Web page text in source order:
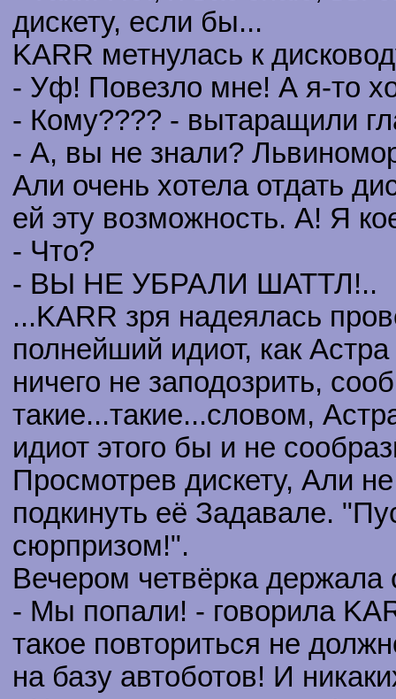
дискету, если бы...
KARR метнулась к
- Уф! Повезло мне! А я-то
- Кому???? - вытаращили
- А, вы не знали?
Али очень хотела отдать
ей эту возможность. А! Я
- Что?
- ВЫ НЕ УБРАЛИ ШАТТЛ!..
...KARR зря надеялась
полнейший идиот, как
ничего не заподозрить,
такие...такие...словом,
идиот этого бы и не
Просмотрев дискету, Али
подкинуть её Задавале.
сюрпризом!".
Вечером четвёрка держала
- Мы попали! - говорила
такое повториться не
на базу автоботов! И